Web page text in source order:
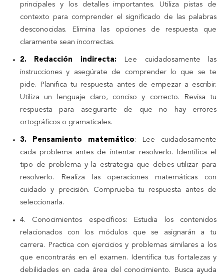
principales y los detalles importantes. Utiliza pistas de
contexto para comprender el significado de las palabras
desconocidas. Elimina las opciones de respuesta que
claramente sean incorrectas.
2. Redacción indirecta:Lee cuidadosamente las
instrucciones y asegúrate de comprender lo que se te
pide. Planifica tu respuesta antes de empezar a escribir.
Utiliza un lenguaje claro, conciso y correcto. Revisa tu
respuesta para asegurarte de que no hay errores
ortográficos o gramaticales.
3. Pensamiento matemático: Lee cuidadosamente
cada problema antes de intentar resolverlo. Identifica el
tipo de problema y la estrategia que debes utilizar para
resolverlo. Realiza las operaciones matemáticas con
cuidado y precisión. Comprueba tu respuesta antes de
seleccionarla.
4. Conocimientos específicos: Estudia los contenidos
relacionados con los módulos que se asignarán a tu
carrera. Practica con ejercicios y problemas similares a los
que encontrarás en el examen. Identifica tus fortalezas y
debilidades en cada área del conocimiento. Busca ayuda